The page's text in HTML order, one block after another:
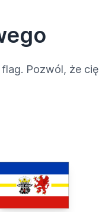
Pozwól, że cię